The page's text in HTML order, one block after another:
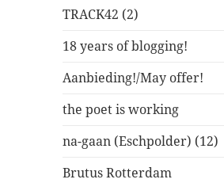
TRACK42 (2)
18 years of blogging!
Aanbieding!/May offer!
the poet is working
na-gaan (Eschpolder) (12)
Brutus Rotterdam